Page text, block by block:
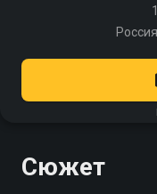
Россия
Сюжет